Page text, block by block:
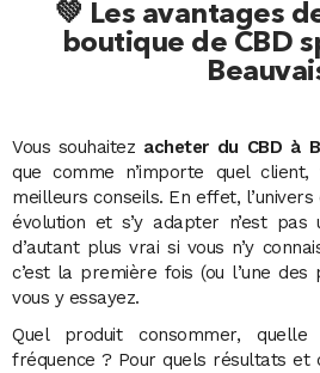
💚 Les avantages
boutique de CBD
Vous souhaitez acheter du CBD à
que comme n’importe quel
meilleurs conseils. En effet,
évolution et s’y adapter n’est pas
d’autant plus vrai si vous n’y
c’est la première fois (ou l’une des
vous y essayez.
Quel produit consommer,
fréquence ? Pour quels résultats et